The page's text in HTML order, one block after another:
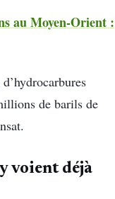
au Moyen-Orient :
de barils de
voient déjà